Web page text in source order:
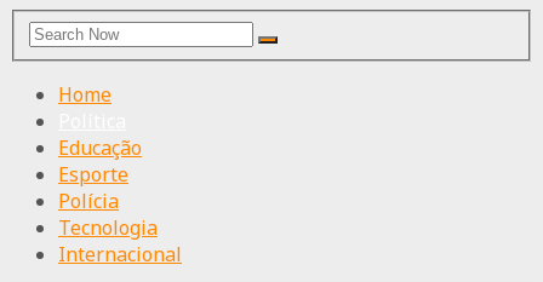
Search
for:
Search
Home
Educação
Esporte
Polícia
Tecnologia
Internacional